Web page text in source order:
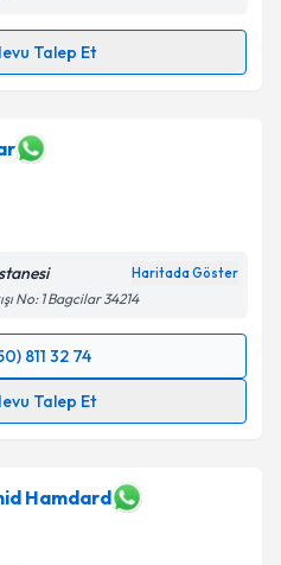
Talep Et
için randevu takvimi talebi
randevu almanız için bir
e-posta ile bilgilendireceğiz.
ilişkin
kişisel verilerimin belirtilen
kabul ediyorum.
Gönder
Haritada Göster
No: 1 Bagcilar 34214
811 32 74
Talep Et
e-posta ile bilgilendireceğiz.
Hamdard